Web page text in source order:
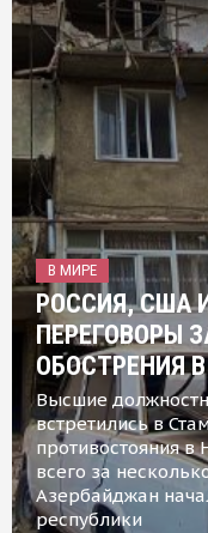
В МИРЕ
РОССИЯ, США
ПЕРЕГОВОРЫ
ОБОСТРЕНИЯ
Высшие
встретились в
противостояния в
всего за
Азербайджан
республики